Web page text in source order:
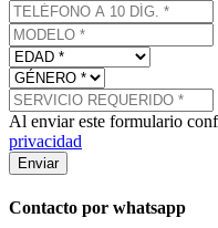
Al enviar este formulario
privacidad
Enviar
Contacto por whatsapp